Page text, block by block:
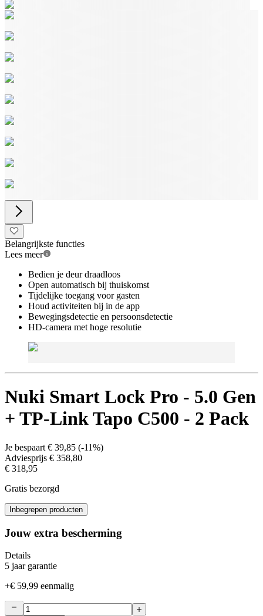
Belangrijkste functies
Lees meer
Bedien je deur draadloos
Open automatisch bij thuiskomst
Tijdelijke toegang voor gasten
Houd activiteiten bij in de app
Bewegingsdetectie en persoonsdetectie
HD-camera met hoge resolutie
Nuki Smart Lock Pro - 5.0 Gen
+ TP-Link Tapo C500 - 2 Pack
Je bespaart € 39,85 (-11%)
Adviesprijs € 358,80
€ 318,95
Gratis bezorgd
Inbegrepen producten
Jouw extra bescherming
Details
5 jaar garantie
+€ 59,99 eenmalig